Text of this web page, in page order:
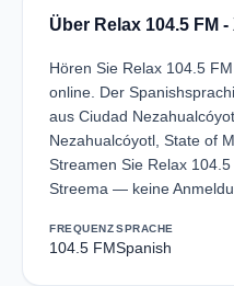
Über Relax 104.5 FM -
Hören Sie Relax 104.5
online. Der
aus Ciudad
Nezahualcóyotl, State of
Streamen Sie Relax
Streema — keine
FREQUENZ
104.5 FM
SPRACHE
Spanish